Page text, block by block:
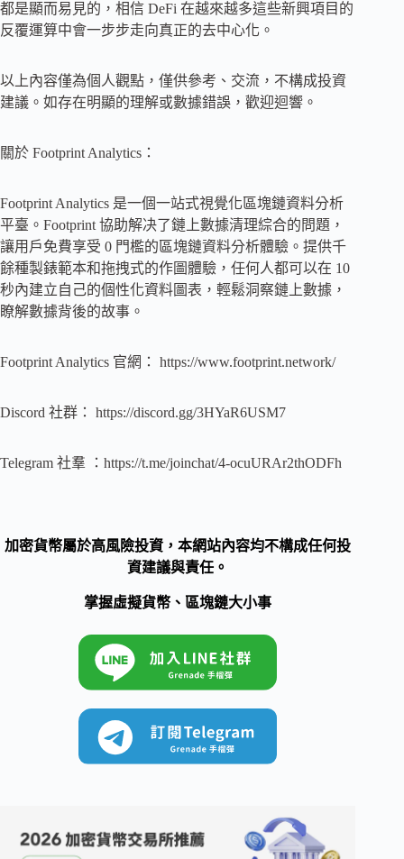
都是顯而易見的，相信 DeFi 在越來越多這些新興項目的
反覆運算中會一步步走向真正的去中心化。
以上內容僅為個人觀點，僅供參考、交流，不構成投資
建議。如存在明顯的理解或數據錯誤，歡迎迴響。
關於 Footprint Analytics：
Footprint Analytics 是一個一站式視覺化區塊鏈資料分析
平臺。Footprint 協助解决了鏈上數據清理綜合的問題，
讓用戶免費享受 0 門檻的區塊鏈資料分析體驗。提供千
餘種製錶範本和拖拽式的作圖體驗，任何人都可以在 10
秒內建立自己的個性化資料圖表，輕鬆洞察鏈上數據，
瞭解數據背後的故事。
Footprint Analytics 官網： https://www.footprint.network/
Discord 社群： https://discord.gg/3HYaR6USM7
Telegram 社羣 ：https://t.me/joinchat/4-ocuURAr2thODFh
加密貨幣屬於高風險投資，本網站內容均不構成任何投
資建議與責任。
掌握虛擬貨幣、區塊鏈大小事